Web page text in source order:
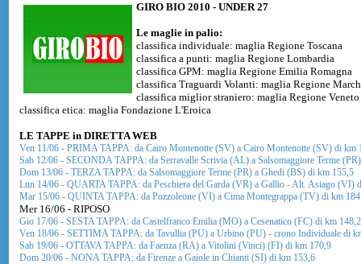
GIRO BIO 2010 - UNDER 27
Le maglie in palio:
classifica individuale: maglia Regione Toscana
classifica a punti: maglia Regione Lombardia
classifica GPM: maglia Regione Emilia Romagna
classifica Traguardi Volanti: maglia Regione
classifica miglior straniero: maglia Regione Veneto
classifica etica: maglia Fondazione L'Eroica
LE TAPPE in DIRETTA WEB
Ven 11/06 - PRIMA TAPPA: da Cairo Montenotte (SV) a Cairo Montenotte (SV) di km
Sab 12/06 - SECONDA TAPPA: da Serravalle Scrivia (AL) a Salsomaggiore Terme
Dom 13/06 - TERZA TAPPA: da Salsomaggiore Terme (PR) a Ghedi (BS) di km 155,5
Lun 14/06 - QUARTA TAPPA: da Peschiera del Garda (VR) a Gallio - Alt. Asiago (VI)
Mar 15/06 - QUINTA TAPPA: da Pozzoleone (VI) a Cima Montegrappa (TV) di km
Mer 16/06 - RIPOSO
Gio 17/06 - SESTA TAPPA: da Castelfranco Emilia (MO) a Cesenatico (FC) di km 148,2
Ven 18/06 - SETTIMA TAPPA: da Tavullia (PU) a Urbino (PU) - crono Individuale di
Sab 19/06 - OTTAVA TAPPA: da Faenza (RA) a Vitolini (Vinci) (FI) di km 170,9
Dom 20/06 - NONA TAPPA: da Firenze a Gaiole in Chianti (SI) di km 153,6